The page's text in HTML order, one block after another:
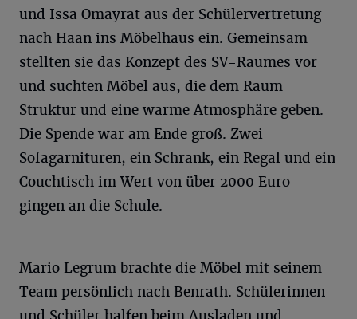
und Issa Omayrat aus der Schülervertretung
nach Haan ins Möbelhaus ein. Gemeinsam
stellten sie das Konzept des SV-Raumes vor
und suchten Möbel aus, die dem Raum
Struktur und eine warme Atmosphäre geben.
Die Spende war am Ende groß. Zwei
Sofagarnituren, ein Schrank, ein Regal und ein
Couchtisch im Wert von über 2000 Euro
gingen an die Schule.
Mario Legrum brachte die Möbel mit seinem
Team persönlich nach Benrath. Schülerinnen